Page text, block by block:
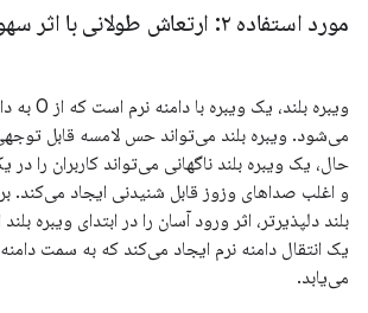
مورد استفاده ۲: ارتعاش طولانی با اثر سهولت در ورود
ویبره بلند،
می‌شود. ویبره بلند می‌تواند حس لامسه قابل
حال، یک ویبره بلند ناگهانی می‌تواند کاربران را
و اغلب صداهای وزوز قابل شنیدنی ایجاد می‌کند.
بلند دلپذیرتر، اثر ورود آسان را در ابتدای ویبره
یک انتقال دامنه نرم ایجاد می‌کند که به سمت
می‌یابد.